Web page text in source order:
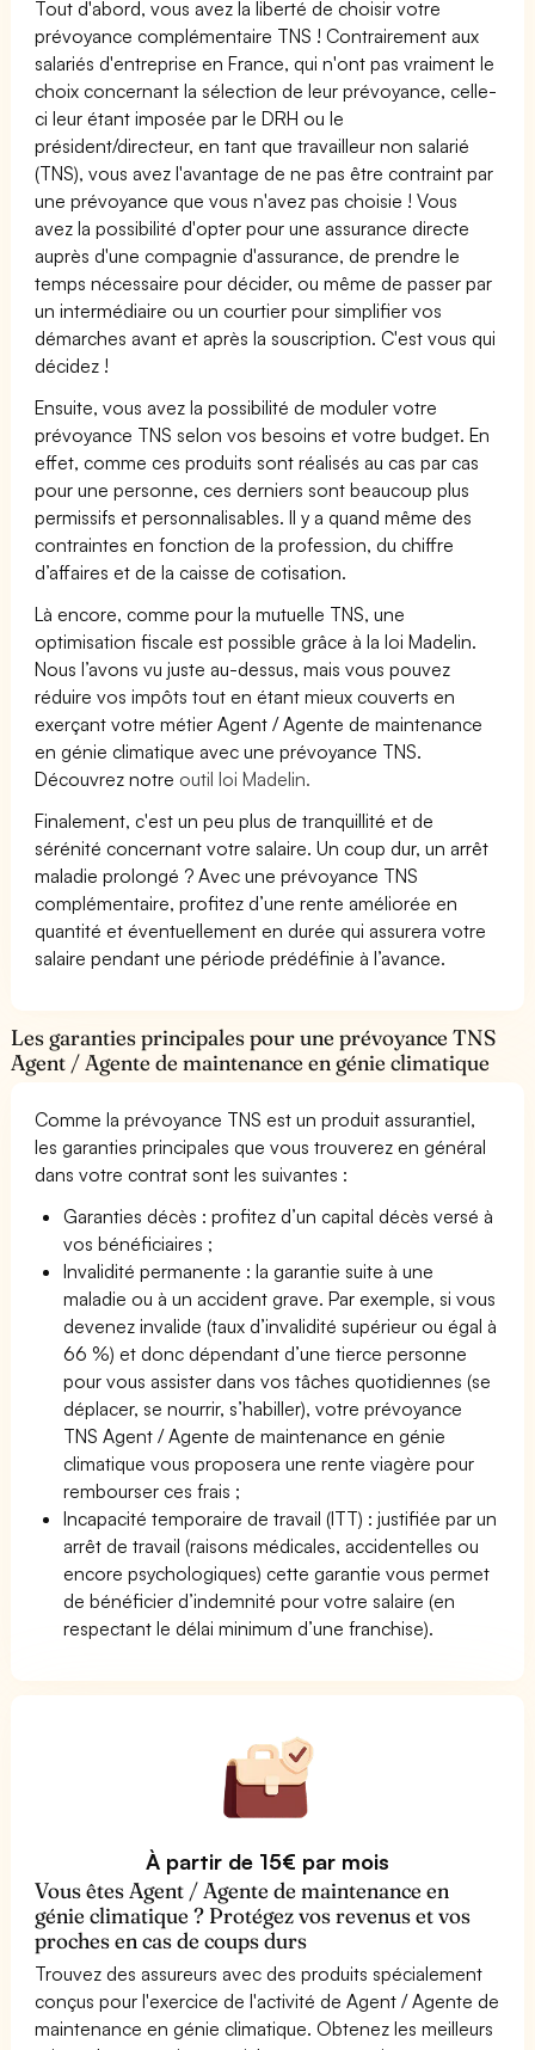
Tout d'abord, vous avez la liberté de choisir votre
prévoyance complémentaire TNS ! Contrairement aux
salariés d'entreprise en France, qui n'ont pas vraiment le
choix concernant la sélection de leur prévoyance, celle-
ci leur étant imposée par le DRH ou le
président/directeur, en tant que travailleur non salarié
(TNS), vous avez l'avantage de ne pas être contraint par
une prévoyance que vous n'avez pas choisie ! Vous
avez la possibilité d'opter pour une assurance directe
auprès d'une compagnie d'assurance, de prendre le
temps nécessaire pour décider, ou même de passer par
un intermédiaire ou un courtier pour simplifier vos
démarches avant et après la souscription. C'est vous qui
décidez !
Ensuite, vous avez la possibilité de moduler votre
prévoyance TNS selon vos besoins et votre budget. En
effet, comme ces produits sont réalisés au cas par cas
pour une personne, ces derniers sont beaucoup plus
permissifs et personnalisables. Il y a quand même des
contraintes en fonction de la profession, du chiffre
d’affaires et de la caisse de cotisation.
Là encore, comme pour la mutuelle TNS, une
optimisation fiscale est possible grâce à la loi Madelin.
Nous l’avons vu juste au-dessus, mais vous pouvez
réduire vos impôts tout en étant mieux couverts en
exerçant votre métier Agent / Agente de maintenance
en génie climatique avec une prévoyance TNS.
Découvrez notre outil loi Madelin.
Finalement, c'est un peu plus de tranquillité et de
sérénité concernant votre salaire. Un coup dur, un arrêt
maladie prolongé ? Avec une prévoyance TNS
complémentaire, profitez d’une rente améliorée en
quantité et éventuellement en durée qui assurera votre
salaire pendant une période prédéfinie à l’avance.
Les garanties principales pour une prévoyance TNS
Agent / Agente de maintenance en génie climatique
Comme la prévoyance TNS est un produit assurantiel,
les garanties principales que vous trouverez en général
dans votre contrat sont les suivantes :
Garanties décès : profitez d’un capital décès versé à
vos bénéficiaires ;
Invalidité permanente : la garantie suite à une
maladie ou à un accident grave. Par exemple, si vous
devenez invalide (taux d’invalidité supérieur ou égal à
66 %) et donc dépendant d’une tierce personne
pour vous assister dans vos tâches quotidiennes (se
déplacer, se nourrir, s’habiller), votre prévoyance
TNS Agent / Agente de maintenance en génie
climatique vous proposera une rente viagère pour
rembourser ces frais ;
Incapacité temporaire de travail (ITT) : justifiée par un
arrêt de travail (raisons médicales, accidentelles ou
encore psychologiques) cette garantie vous permet
de bénéficier d’indemnité pour votre salaire (en
respectant le délai minimum d’une franchise).
À partir de 15€ par mois
Vous êtes Agent / Agente de maintenance en
génie climatique ? Protégez vos revenus et vos
proches en cas de coups durs
Trouvez des assureurs avec des produits spécialement
conçus pour l'exercice de l'activité de Agent / Agente de
maintenance en génie climatique. Obtenez les meilleurs